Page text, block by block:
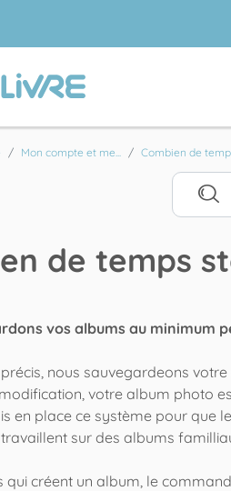
Mon compte et me... Combien de
de temps
vos albums au minimum
nous sauvegardeons
votre album photo
en place ce système pour que
sur des albums
qui créent un album, le